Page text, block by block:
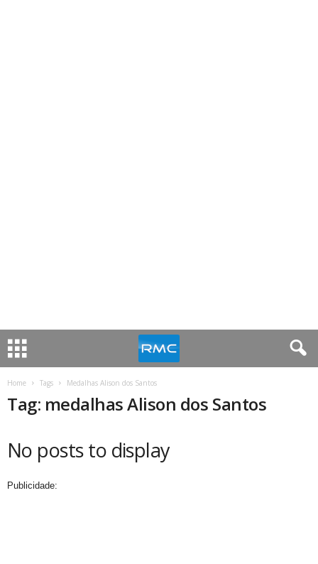
Home Tags Medalhas Alison dos Santos
Tag: medalhas Alison dos Santos
No posts to display
Publicidade: